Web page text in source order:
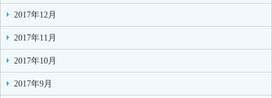
2017年12月
2017年11月
2017年10月
2017年9月